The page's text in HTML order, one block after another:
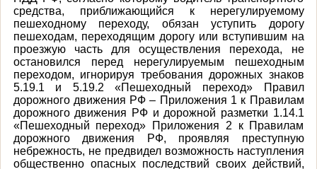
средства, приближающийся к нерегулируемому
пешеходному переходу, обязан уступить дорогу
пешеходам, переходящим дорогу или вступившим на
проезжую часть для осуществления перехода, не
остановился перед нерегулируемым пешеходным
переходом, игнорируя требования дорожных знаков
5.19.1 и 5.19.2 «Пешеходный переход» Правил
дорожного движения РФ – Приложения 1 к Правилам
дорожного движения РФ и дорожной разметки 1.14.1
«Пешеходный переход» Приложения 2 к Правилам
дорожного движения РФ, проявляя преступную
небрежность, не предвидел возможность наступления
общественно опасных последствий своих действий,